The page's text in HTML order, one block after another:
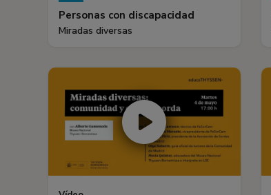
Personas con discapacidad
Miradas diversas